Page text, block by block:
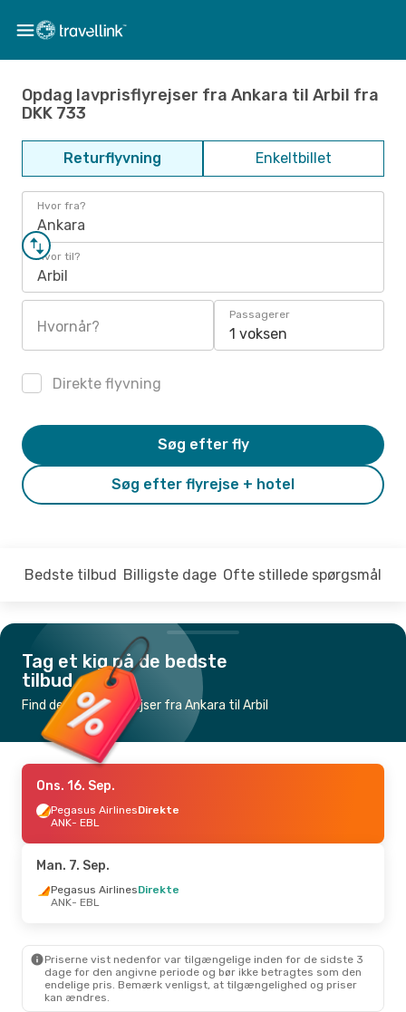
Opdag lavprisflyrejser fra Ankara til Arbil fra
DKK 733
Returflyvning Enkeltbillet
Hvor fra?
Ankara
Hvor til?
Arbil
Hvornår?
Passagerer
1 voksen
Direkte flyvning
Søg efter flyrejse + hotel
Søg efter fly
Bedste tilbud Billigste dage Ofte stillede spørgsmål
Tag et kig på de bedste
tilbud
Find de billigste flyrejser fra Ankara til Arbil
Ons. 16. Sep.
Pegasus AirlinesDirekte
ANK- EBL
Man. 7. Sep.
Pegasus AirlinesDirekte
ANK- EBL
Priserne vist nedenfor var tilgængelige inden for de sidste 3
dage for den angivne periode og bør ikke betragtes som den
endelige pris. Bemærk venligst, at tilgængelighed og priser
kan ændres.